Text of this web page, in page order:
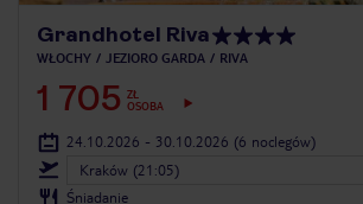
Grandhotel Riva
WŁOCHY JEZIORO GARDA RIVA
1 705 ZŁ
OSOBA
24.10.2026 - 30.10.2026 (6 noclegów)
Kraków (21:05)
Śniadanie